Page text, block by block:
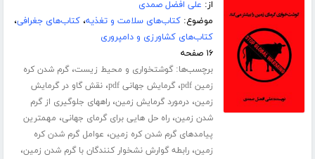
از: علی افضل صمدی
موضوع:کتاب‌های سلامت و تغذیه،کتاب‌های جغرافی،
کتاب‌های کشاورزی و دامپروری
۱۶ صفحه
برچسب‌ها:گوشتخواری و محیط زیست،گرم شدن کره
زمین pdf
،گرمایش جهانی pdf ،نقش گاو در گرمایش
زمین،درمورد گرمایش زمین،راههای جلوگیری از گرم
شدن زمین،راه حل هایی برای گرمای جهانی، مهمترین
پیامدهای گرم شدن کره زمین، عوامل گرم شدن کره
زمین،رابطه گوارش نشخوار کنندگان با گرم شدن زمین،